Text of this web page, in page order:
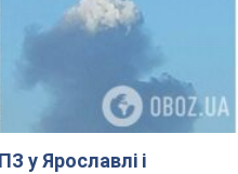
у Ярославлі і